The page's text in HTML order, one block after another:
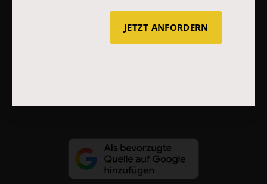
Datenschutz Barrierefreiheit
Impressum
JETZT ANFORDERN